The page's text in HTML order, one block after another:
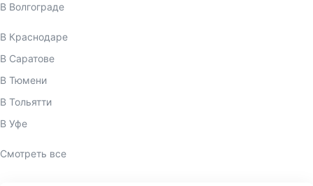
В Волгограде
В Краснодаре
В Саратове
В Тюмени
В Тольятти
В Уфе
Смотреть все